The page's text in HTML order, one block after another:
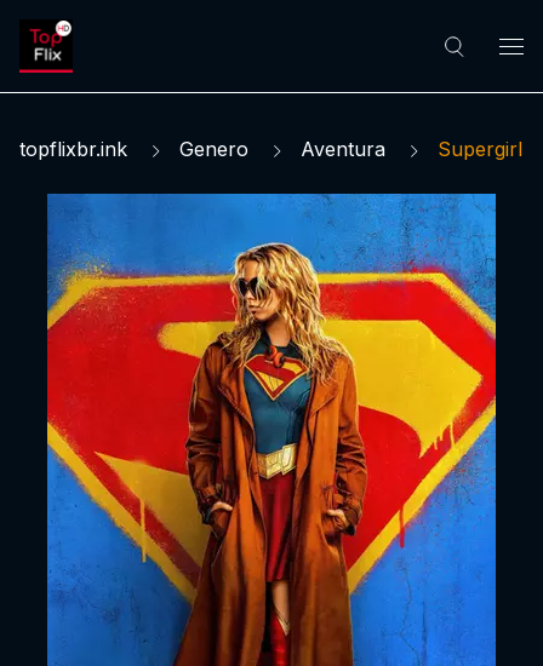
topflixbr.ink Genero Aventura Supergirl